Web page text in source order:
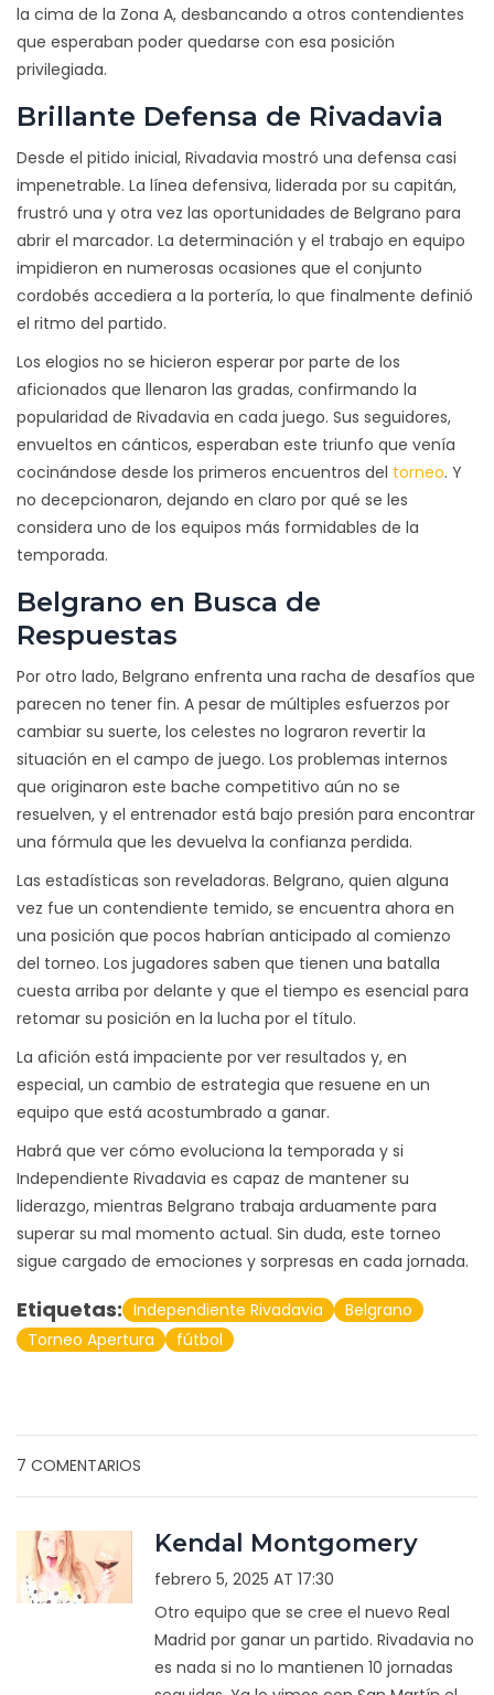
la cima de la Zona A, desbancando a otros contendientes
que esperaban poder quedarse con esa posición
privilegiada.
Brillante Defensa de Rivadavia
Desde el pitido inicial, Rivadavia mostró una defensa casi
impenetrable. La línea defensiva, liderada por su capitán,
frustró una y otra vez las oportunidades de Belgrano para
abrir el marcador. La determinación y el trabajo en equipo
impidieron en numerosas ocasiones que el conjunto
cordobés accediera a la portería, lo que finalmente definió
el ritmo del partido.
Los elogios no se hicieron esperar por parte de los
aficionados que llenaron las gradas, confirmando la
popularidad de Rivadavia en cada juego. Sus seguidores,
envueltos en cánticos, esperaban este triunfo que venía
cocinándose desde los primeros encuentros del torneo. Y
no decepcionaron, dejando en claro por qué se les
considera uno de los equipos más formidables de la
temporada.
Belgrano en Busca de
Respuestas
Por otro lado, Belgrano enfrenta una racha de desafíos que
parecen no tener fin. A pesar de múltiples esfuerzos por
cambiar su suerte, los celestes no lograron revertir la
situación en el campo de juego. Los problemas internos
que originaron este bache competitivo aún no se
resuelven, y el entrenador está bajo presión para encontrar
una fórmula que les devuelva la confianza perdida.
Las estadísticas son reveladoras. Belgrano, quien alguna
vez fue un contendiente temido, se encuentra ahora en
una posición que pocos habrían anticipado al comienzo
del torneo. Los jugadores saben que tienen una batalla
cuesta arriba por delante y que el tiempo es esencial para
retomar su posición en la lucha por el título.
La afición está impaciente por ver resultados y, en
especial, un cambio de estrategia que resuene en un
equipo que está acostumbrado a ganar.
Habrá que ver cómo evoluciona la temporada y si
Independiente Rivadavia es capaz de mantener su
liderazgo, mientras Belgrano trabaja arduamente para
superar su mal momento actual. Sin duda, este torneo
sigue cargado de emociones y sorpresas en cada jornada.
Etiquetas: Independiente Rivadavia
Belgrano
Torneo Apertura
fútbol
7 COMENTARIOS
Kendal Montgomery
febrero 5, 2025 AT 17:30
Otro equipo que se cree el nuevo Real
Madrid por ganar un partido. Rivadavia no
es nada si no lo mantienen 10 jornadas